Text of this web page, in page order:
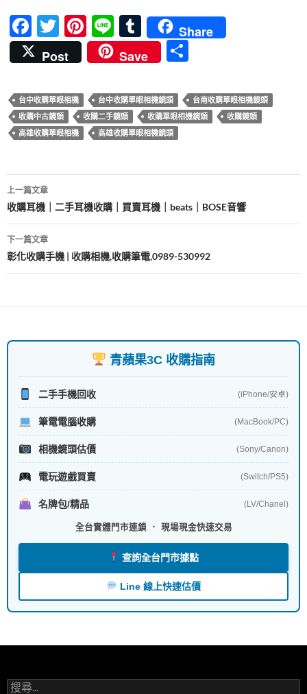
F
ac
e
b
o
o
T
w
itt
er
Pi
nt
er
es
t
Li
n
e
T
u
m
bl
r
Share
Post
Save
台中收購單眼相機 台中收購單眼相機鏡頭
台南收購單眼相機鏡頭
收購中古鏡頭
收購二手鏡頭 收購單眼相機鏡頭
收購鏡頭
高雄收購單眼相機
高雄收購單眼相機鏡頭
文
章
導
覽
上一篇文章
收購耳機｜二手耳機收購｜買賣耳機｜beats｜BOSE音響
下一篇文章
彰化收購手機 | 收購相機,收購筆電,0989-530992
青蘋果3C 收購指南
二手手機回收 (iPhone/安卓)
筆電電腦收購 (MacBook/PC)
相機鏡頭估價 (Sony/Canon)
電玩遊戲買賣 (Switch/PS5)
名牌包/精品 (LV/Chanel)
全台實體門市連鎖 ． 現場現金快速交易
查詢全台門市據點
Line 線上快速估價
搜